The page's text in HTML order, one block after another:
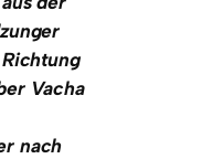
Vacha
nach